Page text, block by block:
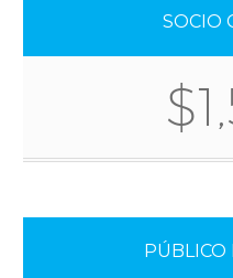
SOCIO
PÚBLICO